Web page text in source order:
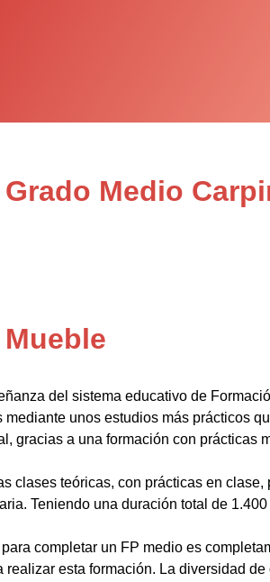
Medio
del sistema educativo de
unos estudios más prácticos
gracias a una formación con prácticas
clases teóricas, con prácticas en
Teniendo una duración total de 1.400
completar un FP medio es
esta formación. La diversidad